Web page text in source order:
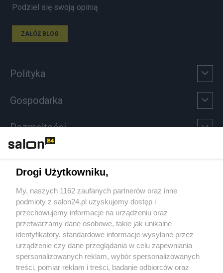
Podziel się swoją opinią
ZAŁÓŻ BLOG
Polityka
Gospodarka
Rozmaitości
Sport
Społeczeństwo
Kultura
Drogi Użytkowniku,
My, naszych 1162 zaufanych partnerów oraz inne
podmioty z salon24.pl uzyskujemy dostęp i
przechowujemy informacje na urządzeniu oraz
przetwarzamy dane osobowe, takie jak unikalne
identyfikatory, standardowe informacje wysyłane przez
urządzenie czy dane przeglądania w celu zapewniania
spersonalizowanych reklam, wybór spersonalizowanych
treści, pomiar reklam i treści, badanie odbiorców oraz